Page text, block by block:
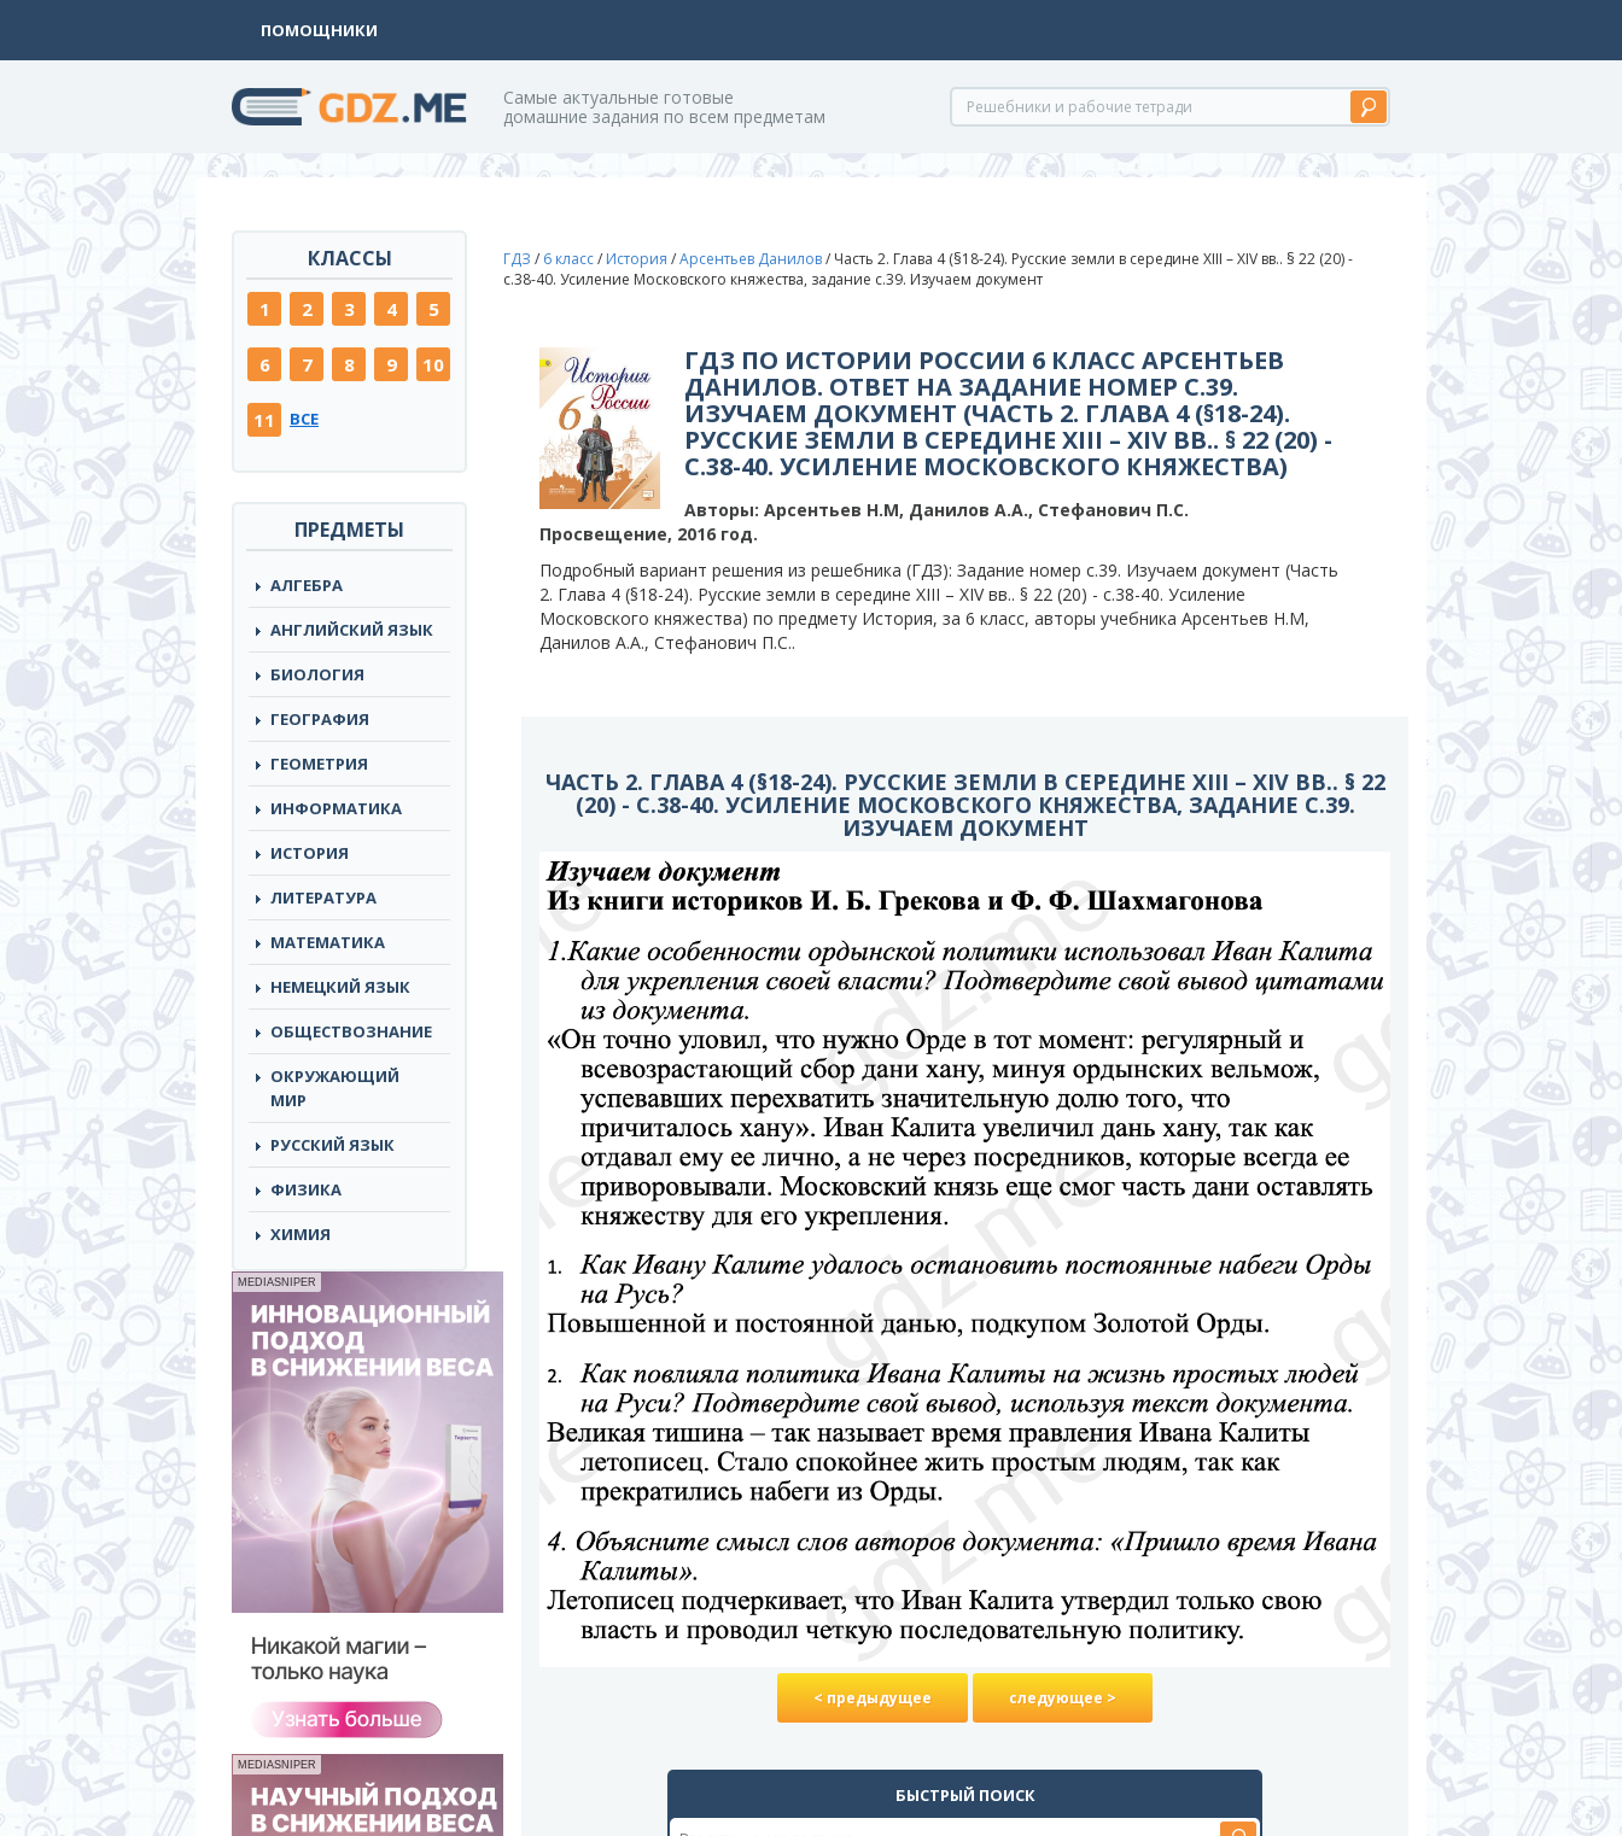
ПОМОЩНИКИ
Cамые актуальные готовые
домашние задания по всем предметам
КЛАССЫ
1 2 3 4 5
6 7 8 9 10
11 ВСЕ
ПРЕДМЕТЫ
АЛГЕБРА
АНГЛИЙСКИЙ ЯЗЫК
БИОЛОГИЯ
ГЕОГРАФИЯ
ГЕОМЕТРИЯ
ИНФОРМАТИКА
ИСТОРИЯ
ЛИТЕРАТУРА
МАТЕМАТИКА
НЕМЕЦКИЙ ЯЗЫК
ОБЩЕСТВОЗНАНИЕ
ОКРУЖАЮЩИЙ
МИР
РУССКИЙ ЯЗЫК
ФИЗИКА
ХИМИЯ
MEDIASNIPER
MEDIASNIPER
ГДЗ / 6 класс/ История /Арсентьев Данилов/ Часть 2. Глава 4 (§18-24). Русские земли в середине XIII – XIV вв.. § 22 (20) -
c.38-40. Усиление Московского княжества, задание с.39. Изучаем документ
ГДЗ ПО ИСТОРИИ РОССИИ 6 КЛАСС АРСЕНТЬЕВ
ДАНИЛОВ. ОТВЕТ НА ЗАДАНИЕ НОМЕР С.39.
ИЗУЧАЕМ ДОКУМЕНТ (ЧАСТЬ 2. ГЛАВА 4 (§18-24).
РУССКИЕ ЗЕМЛИ В СЕРЕДИНЕ XIII – XIV ВВ.. § 22 (20) -
C.38-40. УСИЛЕНИЕ МОСКОВСКОГО КНЯЖЕСТВА)
Авторы: Арсентьев Н.М, Данилов А.А., Стефанович П.С.
Просвещение, 2016 год.
Подробный вариант решения из решебника (ГДЗ): Задание номер с.39. Изучаем документ (Часть
2. Глава 4 (§18-24). Русские земли в середине XIII – XIV вв.. § 22 (20) - c.38-40. Усиление
Московского княжества) по предмету История, за 6 класс, авторы учебника Арсентьев Н.М,
Данилов А.А., Стефанович П.С..
ЧАСТЬ 2. ГЛАВА 4 (§18-24). РУССКИЕ ЗЕМЛИ В СЕРЕДИНЕ XIII – XIV ВВ.. § 22
(20) - C.38-40. УСИЛЕНИЕ МОСКОВСКОГО КНЯЖЕСТВА, ЗАДАНИЕ С.39.
ИЗУЧАЕМ ДОКУМЕНТ
< предыдущее следующее >
БЫСТРЫЙ ПОИСК